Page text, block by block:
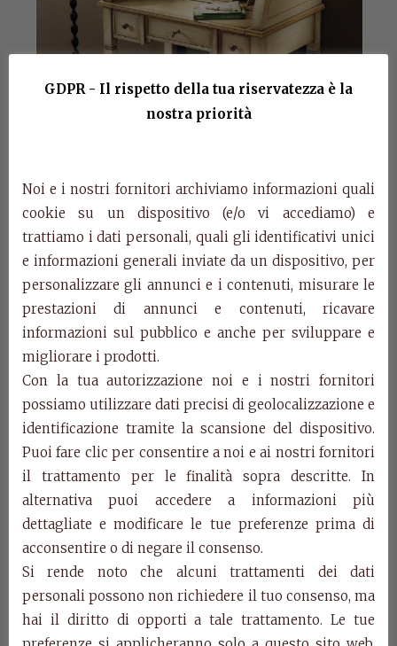
Art. 0430/L – Bureau
Edera
Art. 0430/L
Big cherry bureau
cm w. 77 d. 47 h. 100
Categories:Edera Collection,Products
Related Products
GDPR - Il rispetto della tua riservatezza è la
nostra priorità
Noi e i nostri fornitori archiviamo informazioni quali
cookie su un dispositivo (e/o vi accediamo) e
trattiamo i dati personali, quali gli identificativi unici
e informazioni generali inviate da un dispositivo, per
personalizzare gli annunci e i contenuti, misurare le
prestazioni di annunci e contenuti, ricavare
informazioni sul pubblico e anche per sviluppare e
migliorare i prodotti.
Con la tua autorizzazione noi e i nostri fornitori
possiamo utilizzare dati precisi di geolocalizzazione e
identificazione tramite la scansione del dispositivo.
Puoi fare clic per consentire a noi e ai nostri fornitori
il trattamento per le finalità sopra descritte. In
alternativa puoi accedere a informazioni più
dettagliate e modificare le tue preferenze prima di
acconsentire o di negare il consenso.
Si rende noto che alcuni trattamenti dei dati
personali possono non richiedere il tuo consenso, ma
hai il diritto di opporti a tale trattamento. Le tue